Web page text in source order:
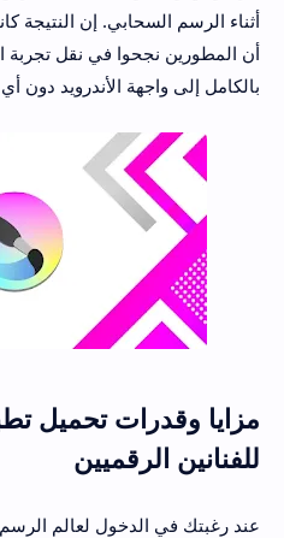
أثناء الرسم السحابي. إن النتيجة
أن المطورين نجحوا في نقل تجربة
بالكامل إلى واجهة الأندرويد دون
للفنانين الرقميين
عند رغبتك في الدخول لعالم